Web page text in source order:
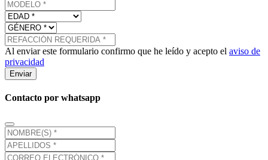
Al enviar este formulario confirmo que he leído y acepto el aviso de
privacidad
Enviar
Contacto por whatsapp